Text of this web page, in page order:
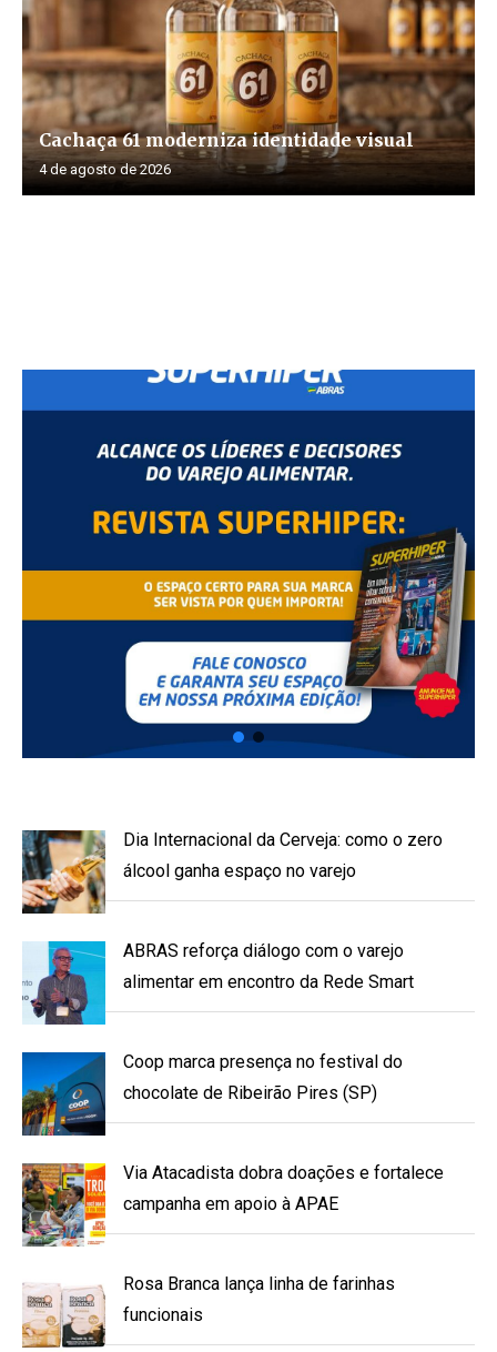
Cachaça 61 moderniza identidade visual
4 de agosto de 2026
Dia Internacional da Cerveja: como o zero
álcool ganha espaço no varejo
ABRAS reforça diálogo com o varejo
alimentar em encontro da Rede Smart
Coop marca presença no festival do
chocolate de Ribeirão Pires (SP)
Via Atacadista dobra doações e fortalece
campanha em apoio à APAE
Rosa Branca lança linha de farinhas
funcionais